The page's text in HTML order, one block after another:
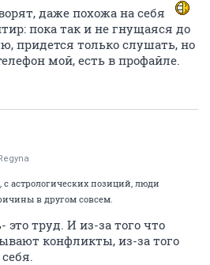
даже похожа на себя
пока так и не гнущаяся до
придется только слушать, но
мой, есть в профайле.
астрологических позиций, люди
в другом совсем.
труд. И из-за того что
конфликты, из-за того